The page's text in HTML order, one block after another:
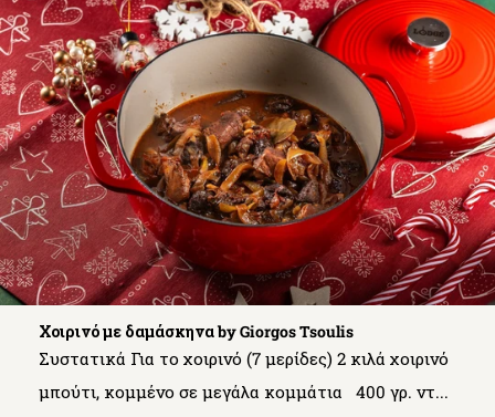
Χοιρινό με δαμάσκηνα by Giorgos Tsoulis
Συστατικά Για το χοιρινό (7 μερίδες) 2 κιλά χοιρινό
μπούτι, κομμένο σε μεγάλα κομμάτια 400 γρ. ντ...